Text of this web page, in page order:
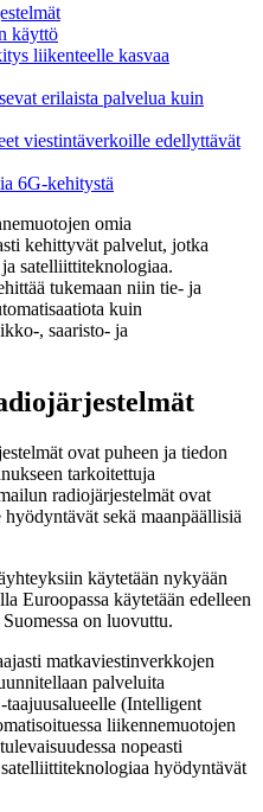
käyttö
liikenteelle kasvaa
erilaista palvelua kuin
viestintäverkoille edellyttävät
6G-kehitystä
omia
kehittyvät palvelut, jotka
satelliittiteknologiaa.
tukemaan niin tie- ja
kuin
, saaristo- ja
ovat puheen ja tiedon
tarkoitettuja
radiojärjestelmät ovat
sekä maanpäällisiä
käytetään nykyään
Euroopassa käytetään edelleen
on luovuttu.
matkaviestinverkkojen
palveluita
(Intelligent
liikennemuotojen
nopeasti
hyödyntävät